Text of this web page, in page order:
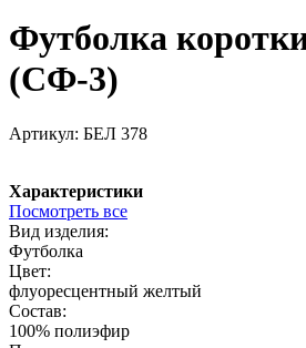
Футболка
(СФ-3)
Артикул: БЕЛ 378
Характеристики
Посмотреть все
Вид изделия:
Футболка
Цвет:
флуоресцентный желтый
Состав:
100% полиэфир